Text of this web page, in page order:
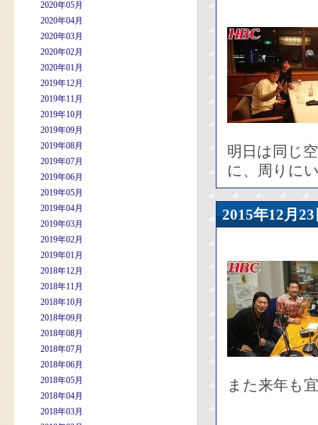
2020年05月
2020年04月
2020年03月
2020年02月
2020年01月
2019年12月
2019年11月
2019年10月
2019年09月
2019年08月
2019年07月
2019年06月
2019年05月
2019年04月
2019年03月
2019年02月
2019年01月
2018年12月
2018年11月
2018年10月
2018年09月
2018年08月
2018年07月
2018年06月
2018年05月
2018年04月
2018年03月
明日は同じ
に、周りに
2015年12
また来年も